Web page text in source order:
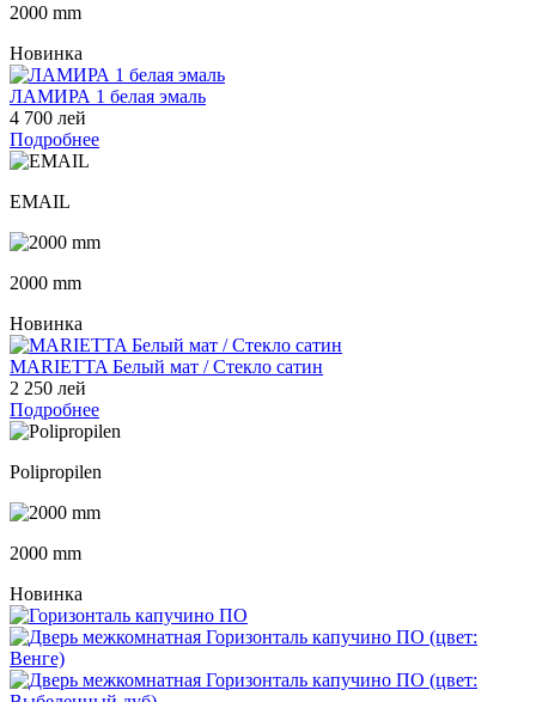
2000 mm
Новинка
ЛАМИРА 1 белая эмаль
4 700 лей
Подробнее
EMAIL
2000 mm
Новинка
MARIETTA Белый мат / Стекло сатин
2 250 лей
Подробнее
Polipropilen
2000 mm
Новинка